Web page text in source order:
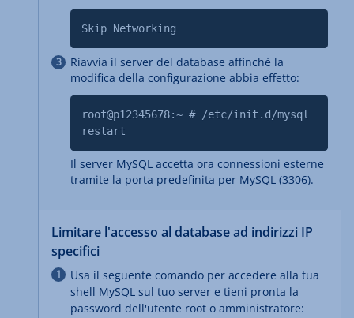
Skip Networking
Riavvia il server del database affinché la
modifica della configurazione abbia effetto:
root@p12345678:~ # /etc/init.d/mysql
restart
Il server MySQL accetta ora connessioni esterne
tramite la porta predefinita per MySQL (3306).
Limitare l'accesso al database ad indirizzi IP
specifici
Usa il seguente comando per accedere alla tua
shell MySQL sul tuo server e tieni pronta la
password dell'utente root o amministratore: